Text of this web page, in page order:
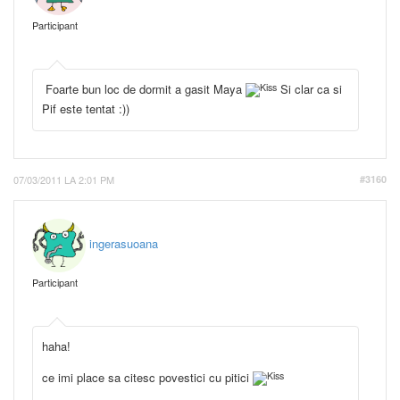
Participant
Foarte bun loc de dormit a gasit Maya
Si clar ca si
Pif este tentat :))
07/03/2011 LA 2:01 PM #3160
ingerasuoana
Participant
haha!
ce imi place sa citesc povestici cu pitici